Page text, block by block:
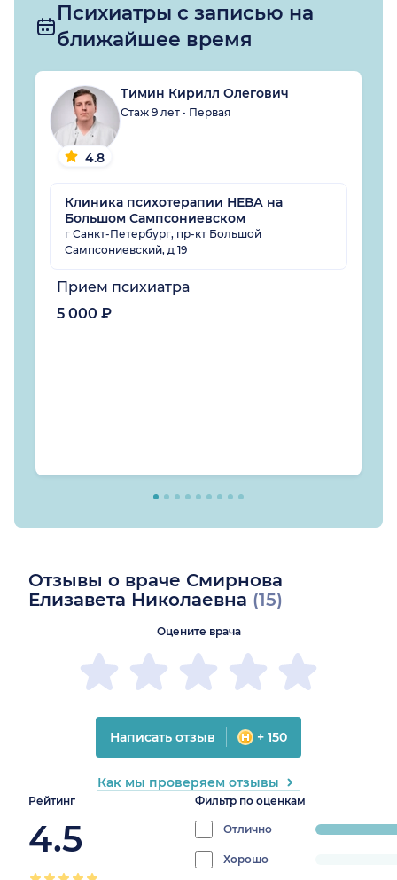
Психиатры с записью на
ближайшее время
4.8
Тимин Кирилл Олегович
Стаж 9 лет • Первая
Клиника психотерапии НЕВА на
Большом Сампсониевском
г Санкт-Петербург, пр-кт Большой
Сампсониевский, д 19
Прием психиатра
5 000 ₽
Отзывы о враче Смирнова
Елизавета Николаевна (15)
Рейтинг
4.5
Фильтр по оценкам
Отлично
progress:
Хорошо
Оцените врача
Написать отзыв + 150
Как мы проверяем отзывы